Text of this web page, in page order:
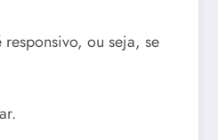
ou seja, se